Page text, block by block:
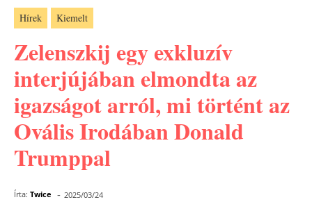
Hírek Kiemelt
Zelenszkij egy exkluzív
interjújában elmondta az
igazságot arról, mi történt az
Ovális Irodában Donald
Trumppal
Írta: Twice - 2025/03/24